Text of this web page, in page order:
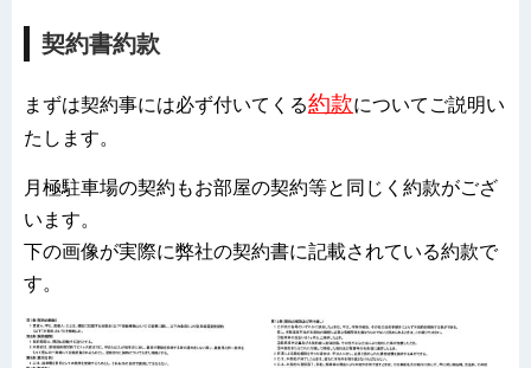
契約書約款
まずは契約事には必ず付いてくる約款についてご説明い
たします。
月極駐車場の契約もお部屋の契約等と同じく約款がござ
います。
下の画像が実際に弊社の契約書に記載されている約款で
す。